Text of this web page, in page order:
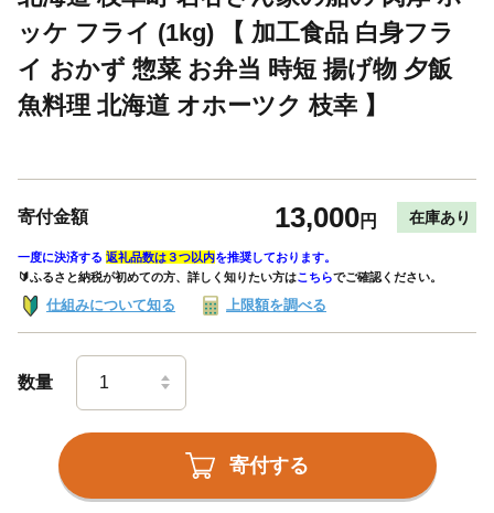
ッケ フライ (1kg) 【 加工食品 白身フラ
イ おかず 惣菜 お弁当 時短 揚げ物 夕飯
魚料理 北海道 オホーツク 枝幸 】
寄付金額 13,000円 在庫あり
一度に決済する 返礼品数は３つ以内を推奨しております。
🔰ふるさと納税が初めての方、詳しく知りたい方はこちらでご確認ください。
仕組みについて知る 上限額を調べる
数量
寄付する